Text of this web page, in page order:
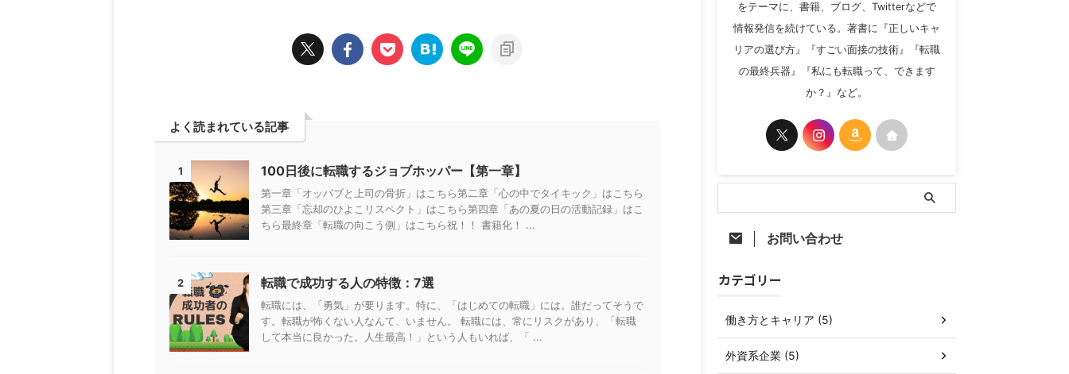
よく読まれている記事
1 100日後に転職するジョブホッパー【第一章】
第一章「オッパブと上司の骨折」はこちら第二章「心の中でタイキック」はこちら
第三章「忘却のひよこリスペクト」はこちら第四章「あの夏の日の活動記録」はこ
ちら最終章「転職の向こう側」はこちら祝！！ 書籍化！ ...
2 転職で成功する人の特徴：7選
転職には、「勇気」が要ります。特に、「はじめての転職」には。誰だってそうで
す。転職が怖くない人なんて、いません。 転職には、常にリスクがあり、「転職
して本当に良かった。人生最高！」という人もいれば、「 ...
をテーマに、書籍、ブログ、Twitterなどで
情報発信を続けている。著書に『正しいキャ
リアの選び方』『すごい面接の技術』『転職
の最終兵器』『私にも転職って、できます
か？』など。
お問い合わせ
カテゴリー
働き方とキャリア (5)
外資系企業 (5)